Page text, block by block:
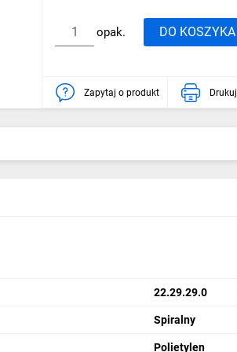
opak. DO KOSZYKA
Zapytaj o produkt Drukuj
22.29.29.0
Spiralny
Polietylen